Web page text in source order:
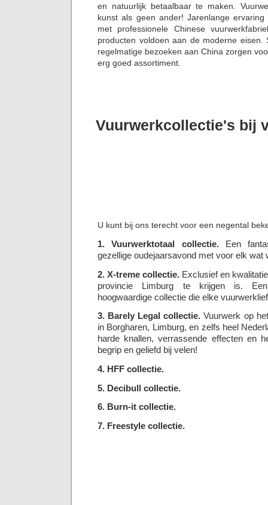
en natuurlijk betaalbaar te maken.
kunst als geen ander! Jarenlange
met professionele Chinese
producten voldoen aan de moderne eisen.
regelmatige bezoeken aan China zorgen
erg goed assortiment.
Vuurwerkcollectie's bij
U kunt bij ons terecht voor een negental
1. Vuurwerktotaal collectie.Een
gezellige oudejaarsavond met voor elk wat
2. X-treme collectie. Exclusief en
provincie Limburg te krijgen is.
hoogwaardige collectie die elke
3. Barely Legal collectie. Vuurwerk op
in Borgharen, Limburg, en zelfs heel
harde knallen, verrassende effecten en
begrip en geliefd bij velen!
4. HFF collectie.
5. Decibull collectie.
6. Burn-it collectie.
7. Freestyle collectie.